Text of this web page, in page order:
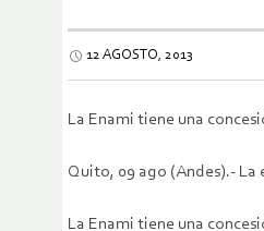
12 AGOSTO, 2013
La Enami tiene una
Quito, 09 ago (Andes).-
La Enami tiene una